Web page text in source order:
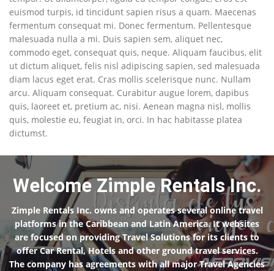
euismod turpis, id tincidunt sapien risus a quam. Maecenas
fermentum consequat mi. Donec fermentum. Pellentesque
malesuada nulla a mi. Duis sapien sem, aliquet nec,
commodo eget, consequat quis, neque. Aliquam faucibus, elit
ut dictum aliquet, felis nisl adipiscing sapien, sed malesuada
diam lacus eget erat. Cras mollis scelerisque nunc. Nullam
arcu. Aliquam consequat. Curabitur augue lorem, dapibus
quis, laoreet et, pretium ac, nisi. Aenean magna nisl, mollis
quis, molestie eu, feugiat in, orci. In hac habitasse platea
dictumst.
Welcome Zimple Rentals Inc.
Zimple Rentals Inc. owns and operates several online travel
platforms in the Caribbean and Latin America. It websites
are focused on providing Travel Solutions for its clients to
offer Car Rental, Hotels and other ground travel services.
The company has agreements with all major Travel Agencies